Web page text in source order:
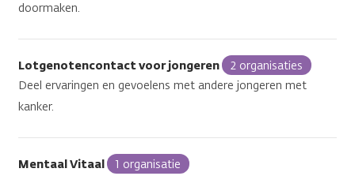
doormaken.
Lotgenotencontact voor jongeren
2 organisaties
Deel ervaringen en gevoelens met andere jongeren met
kanker.
Mentaal Vitaal
1 organisatie